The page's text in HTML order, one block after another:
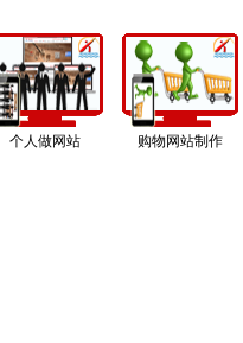
个人做网站 购物网站制作